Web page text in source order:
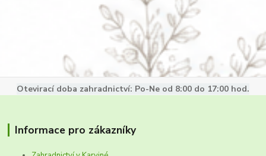
Otevirací doba zahradnictví: Po-Ne od 8:00 do 17:00 hod.
Informace pro zákazníky